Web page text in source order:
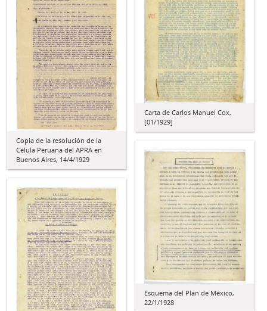
Carta de Carlos Manuel Cox,
[01/1929]
Copia de la resolución de la
Célula Peruana del APRA en
Buenos Aires, 14/4/1929
Esquema del Plan de México,
22/1/1928